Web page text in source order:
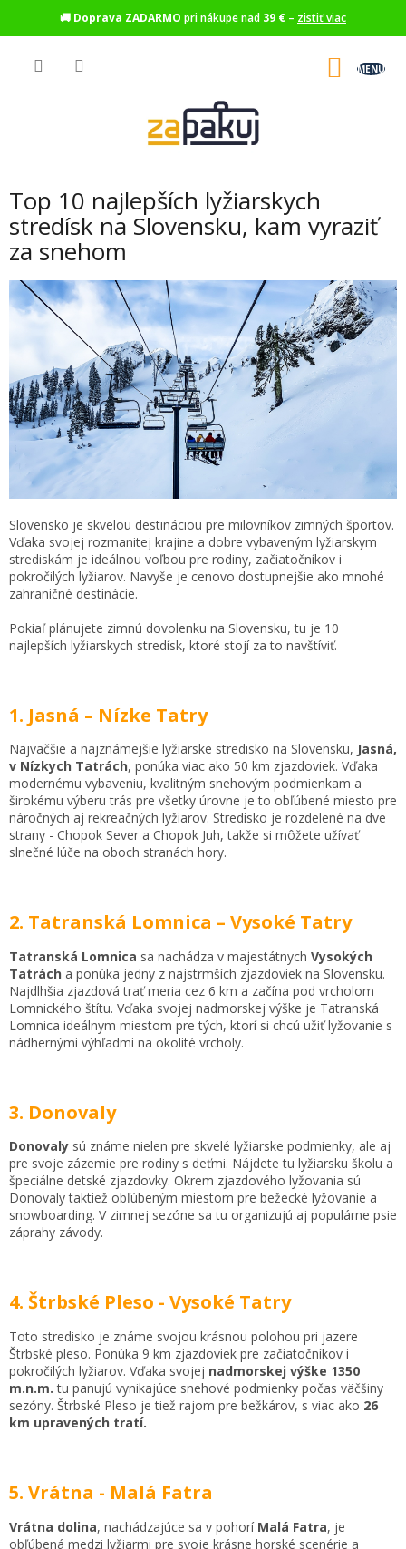
🚚 Doprava ZADARMO pri nákupe nad 39 € – zistiť viac
Top 10 najlepších lyžiarskych
stredísk na Slovensku, kam vyraziť
za snehom
Slovensko je skvelou destináciou pre milovníkov zimných športov.
Vďaka svojej rozmanitej krajine a dobre vybaveným lyžiarskym
strediskám je ideálnou voľbou pre rodiny, začiatočníkov i
pokročilých lyžiarov. Navyše je cenovo dostupnejšie ako mnohé
zahraničné destinácie.
Pokiaľ plánujete zimnú dovolenku na Slovensku, tu je 10
najlepších lyžiarskych stredísk, ktoré stojí za to navštíviť.
1. Jasná – Nízke Tatry
Najväčšie a najznámejšie lyžiarske stredisko na Slovensku, Jasná,
v Nízkych Tatrách, ponúka viac ako 50 km zjazdoviek. Vďaka
modernému vybaveniu, kvalitným snehovým podmienkam a
širokému výberu trás pre všetky úrovne je to obľúbené miesto pre
náročných aj rekreačných lyžiarov. Stredisko je rozdelené na dve
strany - Chopok Sever a Chopok Juh, takže si môžete užívať
slnečné lúče na oboch stranách hory.
2. Tatranská Lomnica – Vysoké Tatry
Tatranská Lomnica sa nachádza v majestátnych Vysokých
Tatrách a ponúka jedny z najstrmších zjazdoviek na Slovensku.
Najdlhšia zjazdová trať meria cez 6 km a začína pod vrcholom
Lomnického štítu. Vďaka svojej nadmorskej výške je Tatranská
Lomnica ideálnym miestom pre tých, ktorí si chcú užiť lyžovanie s
nádhernými výhľadmi na okolité vrcholy.
3. Donovaly
Donovaly sú známe nielen pre skvelé lyžiarske podmienky, ale aj
pre svoje zázemie pre rodiny s deťmi. Nájdete tu lyžiarsku školu a
špeciálne detské zjazdovky. Okrem zjazdového lyžovania sú
Donovaly taktiež obľúbeným miestom pre bežecké lyžovanie a
snowboarding. V zimnej sezóne sa tu organizujú aj populárne psie
záprahy závody.
4. Štrbské Pleso - Vysoké Tatry
Toto stredisko je známe svojou krásnou polohou pri jazere
Štrbské pleso. Ponúka 9 km zjazdoviek pre začiatočníkov i
pokročilých lyžiarov. Vďaka svojej nadmorskej výške 1350
m.n.m. tu panujú vynikajúce snehové podmienky počas väčšiny
sezóny. Štrbské Pleso je tiež rajom pre bežkárov, s viac ako 26
km upravených tratí.
5. Vrátna - Malá Fatra
Vrátna dolina, nachádzajúce sa v pohorí Malá Fatra, je
obľúbená medzi lyžiarmi pre svoje krásne horské scenérie a